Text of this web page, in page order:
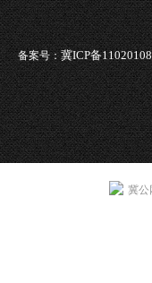
备案号：冀ICP备
冀公